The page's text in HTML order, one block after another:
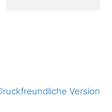
Version